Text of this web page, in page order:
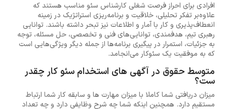
افرادی برای احراز فرصت شغلی کارشناس سئو مناسب هستند که
علاوه‌بر تفکر تحلیلی، خلاقیت و برنامه‌ریزی استراتژیک در زمینه
انعطاف‌پذیری و کار با آمار و اطلاعات نیز تبحر داشته باشند. توانایی
رهبری تیم، هدفمندی، توانایی‌های فنی و تخصصی، حل مسئله، توجه
به جزئیات، استمرار در پیگیری برنامه‌ها از جمله دیگر ویژگی‌هایی است
که به موفقیت یک سئوکار می‌انجامد.
متوسط حقوق در آگهی های استخدام سئو کار چقدر
ست؟
میزان دریافتی شما کاملا با میزان مهارت ها و سابقه کار شما ارتباط
مستقیم دارد. همچنین اینکه شما چه شرح وظایفی دارد و چه تعداد